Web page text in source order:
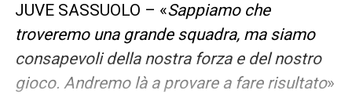
JUVE SASSUOLO – «Sappiamo che
troveremo una grande squadra, ma siamo
consapevoli della nostra forza e del nostro
gioco. Andremo là a provare a fare risultato»